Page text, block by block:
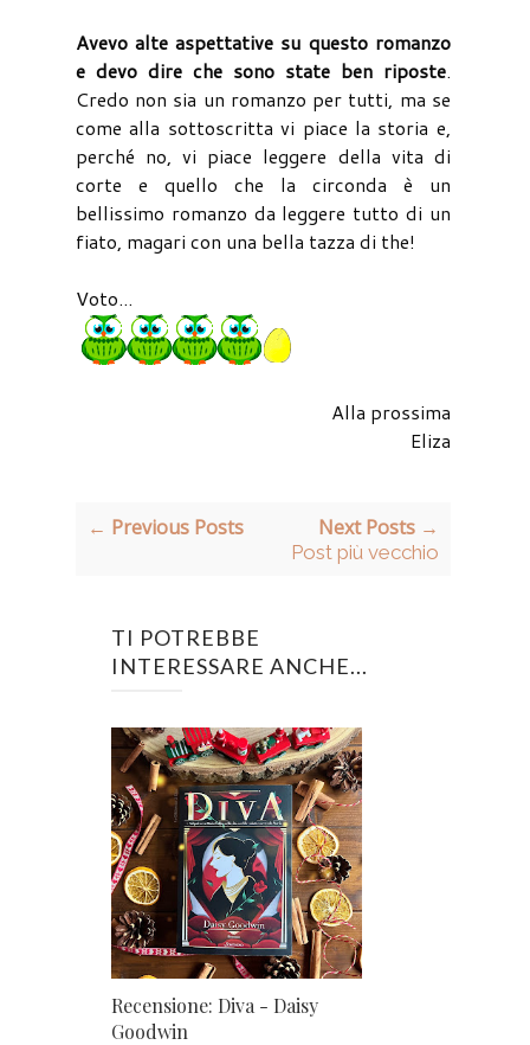
Avevo alte aspettative su questo romanzo
e devo dire che sono state ben riposte.
Credo non sia un romanzo per tutti, ma se
come alla sottoscritta vi piace la storia e,
perché no, vi piace leggere della vita di
corte e quello che la circonda è un
bellissimo romanzo da leggere tutto di un
fiato, magari con una bella tazza di the!
Voto...
Alla prossima
Eliza
← Previous Posts Next Posts →
Post più vecchio
TI POTREBBE
INTERESSARE ANCHE...
Recensione: Diva - Daisy
Goodwin